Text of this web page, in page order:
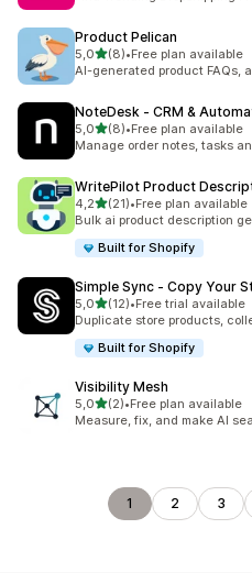
Product Pelican
5,05 yıldız üzerinden
(8)
toplam 8 değerlendirme
•Free plan available
AI-generated product FAQs,
NoteDesk ‑ CRM &
5,05 yıldız üzerinden
(8)
toplam 8 değerlendirme
•Free plan available
Manage order notes, tasks
WritePilot Product
4,25 yıldız üzerinden
(21)
toplam 21 değerlendirme
•Free plan available
Bulk ai product description
Built for Shopify
Simple Sync ‑ Copy Your
5,05 yıldız üzerinden
(12)
toplam 12 değerlendirme
•Free trial available
Duplicate store products,
Built for Shopify
Visibility Mesh
5,05 yıldız üzerinden
(2)
toplam 2 değerlendirme
•Free plan available
Measure, fix, and make AI
1 2 3